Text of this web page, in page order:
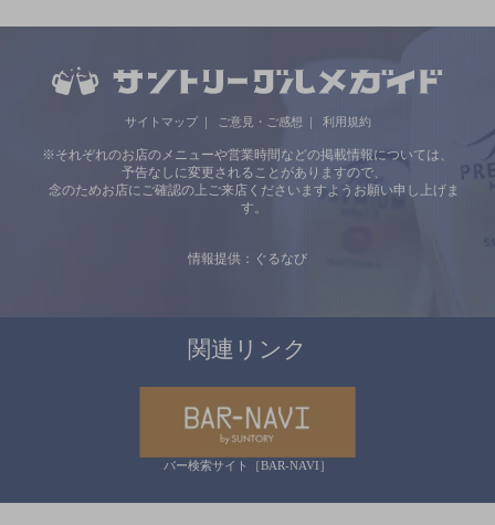
サイトマップ ご意見・ご感想 利用規約
※それぞれのお店のメニューや営業時間などの掲載情報については、
予告なしに変更されることがありますので、
念のためお店にご確認の上ご来店くださいますようお願い申し上げま
す。
情報提供：ぐるなび
関連リンク
バー検索サイト［BAR-NAVI］